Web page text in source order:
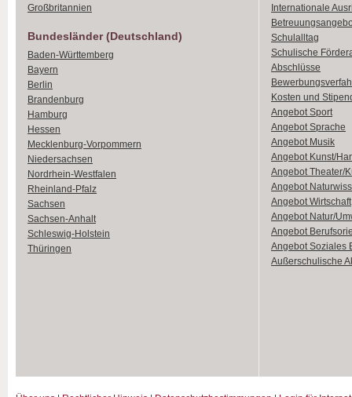
Großbritannien
Bundesländer (Deutschland)
Baden-Württemberg
Bayern
Berlin
Brandenburg
Hamburg
Hessen
Mecklenburg-Vorpommern
Niedersachsen
Nordrhein-Westfalen
Rheinland-Pfalz
Sachsen
Sachsen-Anhalt
Schleswig-Holstein
Thüringen
Internationale
Schulalltag
Schulische
Abschlüsse
Kosten und
Angebot Sport
Angebot Sprache
Angebot Musik
Angebot Kunst/
Angebot Theater/
Angebot
Angebot Wirtschaft
Angebot Natur/
Angebot
Angebot Soziales
Außerschulische